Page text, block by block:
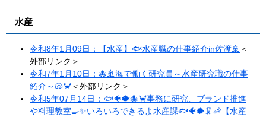
水産
令和8年1月09日：【水産】🐟水産職の仕事紹介in佐渡🚢 ＜
外部リンク＞
令和7年1月10日：🐙🚢海で働く研究員～水産研究職の仕事
紹介～🐚🦀＜外部リンク＞
令和5年07月14日：🐟🐠🐡🐙🦀事務に研究、ブランド推進
や料理教室🍳✨いろいろできるよ水産課🐟🐠🐡🦑🦐【水産